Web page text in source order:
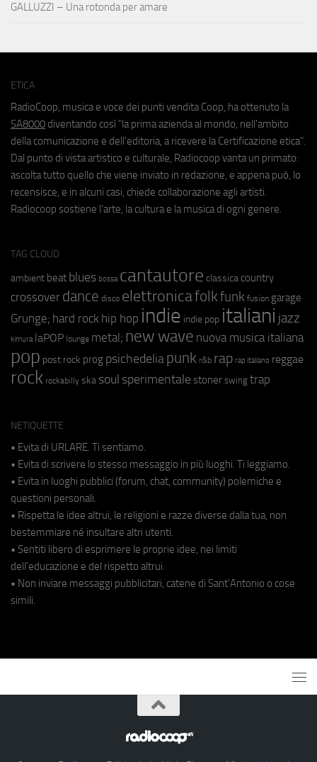
GALLUZZI – Una rotonda per amare
ETICA
RadioCoop, musica e voce dei punti vendita Coop, ha ottenuto la
SA8000 diventando così "la prima azienda al mondo, nell'ambito
della comunicazione e dell'editoria, a ricevere la Certificazione etica".
Dal punto di vista artistico e culturale, Radiocoop vanta un primato:
ascolta tutto quello che viene inviato in redazione, e appena può, lo
recensisce, e in alcuni casi, chiede collaborazione agli artisti.
Radiocoop sostiene l'arte, la cultura e la musica di ogni genere.
TAG CLOUD
ambient beat blues bossa cantautore classica country
crossover dance disco elettronicafolkfunk fusion garage
Grunge; hard rock hip hop indie indie pop italiani jazz
kimura laPOP lounge metal; new wave nuova musica italiana
pop post rock prog psichedeliapunk r&b rap rap italiano reggae
rock rockabilly ska soul sperimentale stoner swing trap
NETIQUETTE
• Evita di URLARE. Ti sentiamo.
• Evita di scrivere lo stesso messaggio in più luoghi. Ti leggiamo.
• Evita in luoghi pubblici (forum, chat, community) polemiche e
questioni personali.
• Rispetta le idee altrui, le religioni e razze diverse dalla tua, non
bestemmiare né insultare altri utenti.
• Sentiti libero di esprimere le proprie idee, nei limiti
dell'educazione e del rispetto altrui.
• Non inviare messaggi pubblicitari, catene di Sant'Antonio o cose
simili.